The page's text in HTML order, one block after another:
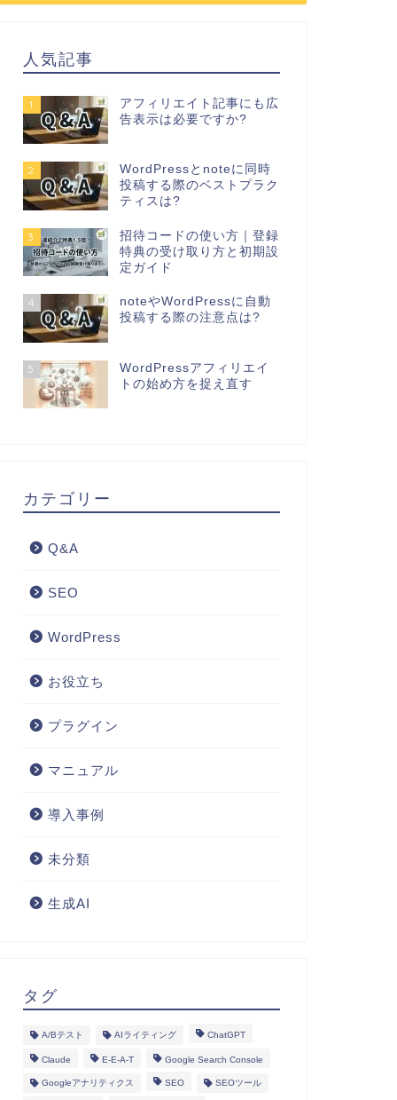
人気記事
1
アフィリエイト記事にも広
告表示は必要ですか?
2
WordPressとnoteに同時
投稿する際のベストプラク
ティスは?
3
招待コードの使い方｜登録
特典の受け取り方と初期設
定ガイド
4
noteやWordPressに自動
投稿する際の注意点は?
5
WordPressアフィリエイ
トの始め方を捉え直す
カテゴリー
Q&A
SEO
WordPress
お役立ち
プラグイン
マニュアル
導入事例
未分類
生成AI
タグ
A/Bテスト AIライティング ChatGPT
Claude E-E-A-T Google Search Console
Googleアナリティクス SEO SEOツール